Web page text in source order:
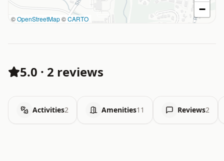
©OpenStreetMap©CARTO
−
5.0 · 2 reviews
Activities2 Amenities11 Reviews2